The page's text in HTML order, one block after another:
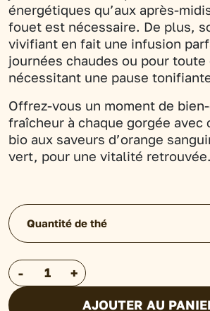
énergétiques qu’aux après-
fouet est nécessaire. De plus,
vivifiant en fait une infusion
journées chaudes ou pour toute
nécessitant une pause
Offrez-vous un moment de
fraîcheur à chaque gorgée avec
bio aux saveurs d’orange
vert, pour une vitalité retrouvée.
Quantité de thé
quantité
de
- +
AJOUTER AU